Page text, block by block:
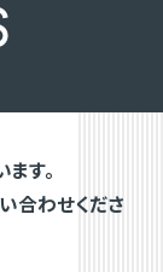
す。
合わせくださ